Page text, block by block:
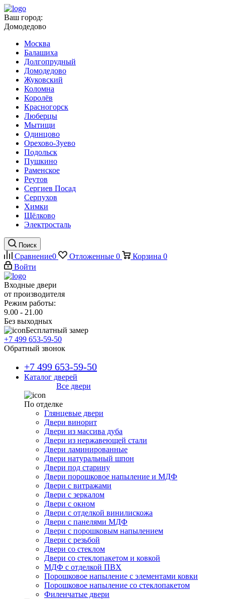
Ваш город:
Домодедово
Москва
Балашиха
Долгопрудный
Домодедово
Жуковский
Коломна
Королёв
Красногорск
Люберцы
Мытищи
Одинцово
Орехово-Зуево
Подольск
Пушкино
Раменское
Реутов
Сергиев Посад
Серпухов
Химки
Щёлково
Электросталь
Поиск
Сравнение0 Отложенные 0 Корзина 0
Войти
Входные двери
от производителя
Режим работы:
9.00 - 21.00
Без выходных
Бесплатный замер
+7 499 653-59-50
Обратный звонок
+7 499 653-59-50
Каталог дверей
Все двери
По отделке
Глянцевые двери
Двери винорит
Двери из массива дуба
Двери из нержавеющей стали
Двери ламинированные
Двери натуральный шпон
Двери под старину
Двери порошковое напыление и МДФ
Двери с витражами
Двери с зеркалом
Двери с окном
Двери с отделкой винилискожа
Двери с панелями МДФ
Двери с порошковым напылением
Двери с резьбой
Двери со стеклом
Двери со стеклопакетом и ковкой
МДФ с отделкой ПВХ
Порошковое напыление с элементами ковки
Порошковое напыление со стеклопакетом
Филенчатые двери